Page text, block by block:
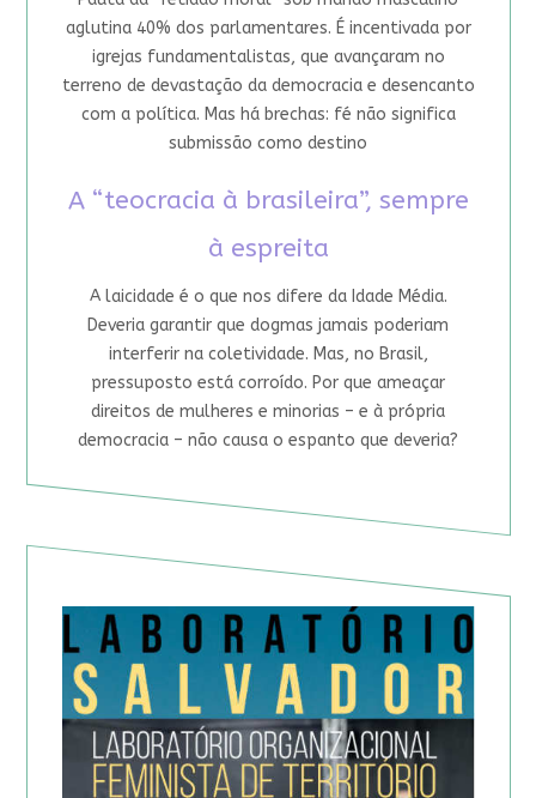
aglutina 40% dos parlamentares. É incentivada por
igrejas fundamentalistas, que avançaram no
terreno de devastação da democracia e desencanto
com a política. Mas há brechas: fé não significa
submissão como destino
A “teocracia à brasileira”, sempre
à espreita
A laicidade é o que nos difere da Idade Média.
Deveria garantir que dogmas jamais poderiam
interferir na coletividade. Mas, no Brasil,
pressuposto está corroído. Por que ameaçar
direitos de mulheres e minorias – e à própria
democracia – não causa o espanto que deveria?